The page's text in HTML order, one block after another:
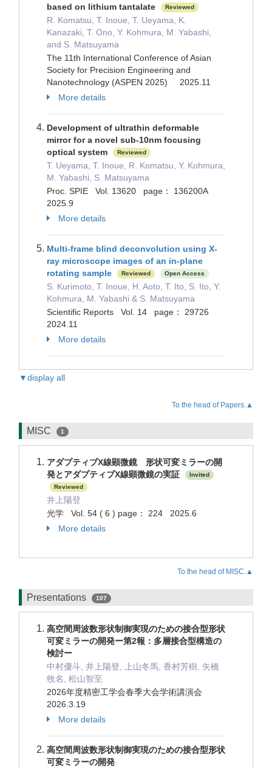
based on lithium tantalate
Reviewed
R. Komatsu, T. Inoue, T. Ueyama, K.
Kanazaki, T. Ono, Y. Kohmura, M. Yabashi,
and S. Matsuyama
The 11th International Conference of Asian
Society for Precision Engineering and
Nanotechnology (ASPEN 2025) 2025.11
More details
Development of ultrathin deformable
mirror for a novel sub-10nm focusing
optical system
Reviewed
T. Ueyama, T. Inoue, R. Komatsu, Y. Kohmura,
M. Yabashi, S. Matsuyama
Proc. SPIE Vol. 13620 page： 136200A
2025.9
More details
Multi-frame blind deconvolution using X-
ray microscope images of an in-plane
rotating sample
Reviewed Open Access
S. Kurimoto, T. Inoue, H. Aoto, T. Ito, S. Ito, Y.
Kohmura, M. Yabashi & S. Matsuyama
Scientific Reports Vol. 14 page： 29726
2024.11
More details
▼display all
To the head of Papers.▲
MISC 1
アダプティブX線顕微鏡 形状可変ミラーの開
発とアダプティブX線顕微鏡の実証
Invited
Reviewed
井上陽登
光学 Vol. 54 ( 6 ) page： 224 2025.6
More details
To the head of MISC.▲
Presentations 107
高空間周波数形状制御実現のための接合型形状
可変ミラーの開発ー第2報：多層接合型構造の
検討ー
中村優斗, 井上陽登, 上山冬馬, 香村芳樹, 矢橋
牧名, 松山智至
2026年度精密工学会春季大会学術講演会
2026.3.19
More details
高空間周波数形状制御実現のための接合型形状
可変ミラーの開発